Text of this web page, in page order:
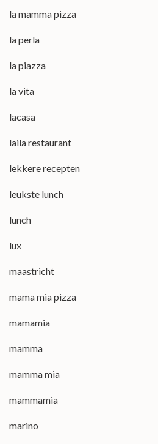
la mamma pizza
la perla
la piazza
la vita
lacasa
laila restaurant
lekkere recepten
leukste lunch
lunch
lux
maastricht
mama mia pizza
mamamia
mamma
mamma mia
mammamia
marino